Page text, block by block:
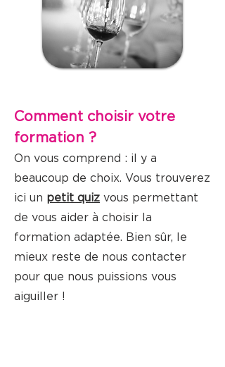
Comment choisir votre
formation ?
On vous comprend : il y a
beaucoup de choix. Vous trouverez
ici un petit quiz vous permettant
de vous aider à choisir la
formation adaptée. Bien sûr, le
mieux reste de nous contacter
pour que nous puissions vous
aiguiller !